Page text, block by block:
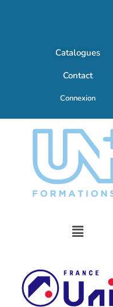
Catalogues
Contact
Connexion